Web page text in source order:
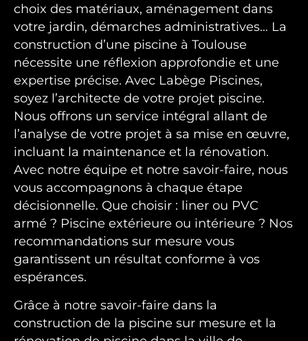
choix des matériaux, aménagement dans
votre jardin, démarches administratives… La
construction d’une piscine à Toulouse
nécessite une réflexion approfondie et une
expertise précise. Avec Labège Piscines,
soyez l’architecte de votre projet piscine.
Nous offrons un service intégral allant de
l’analyse de votre projet à sa mise en œuvre,
incluant la maintenance et la rénovation.
Avec notre équipe et notre savoir-faire, nous
vous accompagnons à chaque étape
décisionnelle. Que choisir : liner ou PVC
armé ? Piscine extérieure ou intérieure ? Nos
recommandations sur mesure vous
garantissent un résultat conforme à vos
espérances.
Grâce à notre savoir-faire dans la
construction de la piscine sur mesure et la